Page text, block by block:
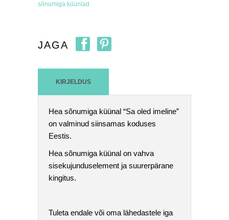
sõnumiga küünlad
JAGA
KIRJELDUS
Hea sõnumiga küünal “Sa oled imeline”
on valminud siinsamas koduses
Eestis.
Hea sõnumiga küünal on vahva
sisekujunduselement ja suurerpärane
kingitus.
Tuleta endale või oma lähedastele iga